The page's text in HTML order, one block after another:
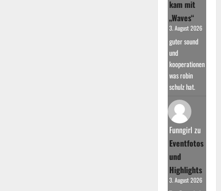
kam mit
„Waves“
3. August 2026
guter sound
und
kooperationen
was robin
schulz hat.
Funngirl zu
Eventfotos
und
Highlights
3. August 2026